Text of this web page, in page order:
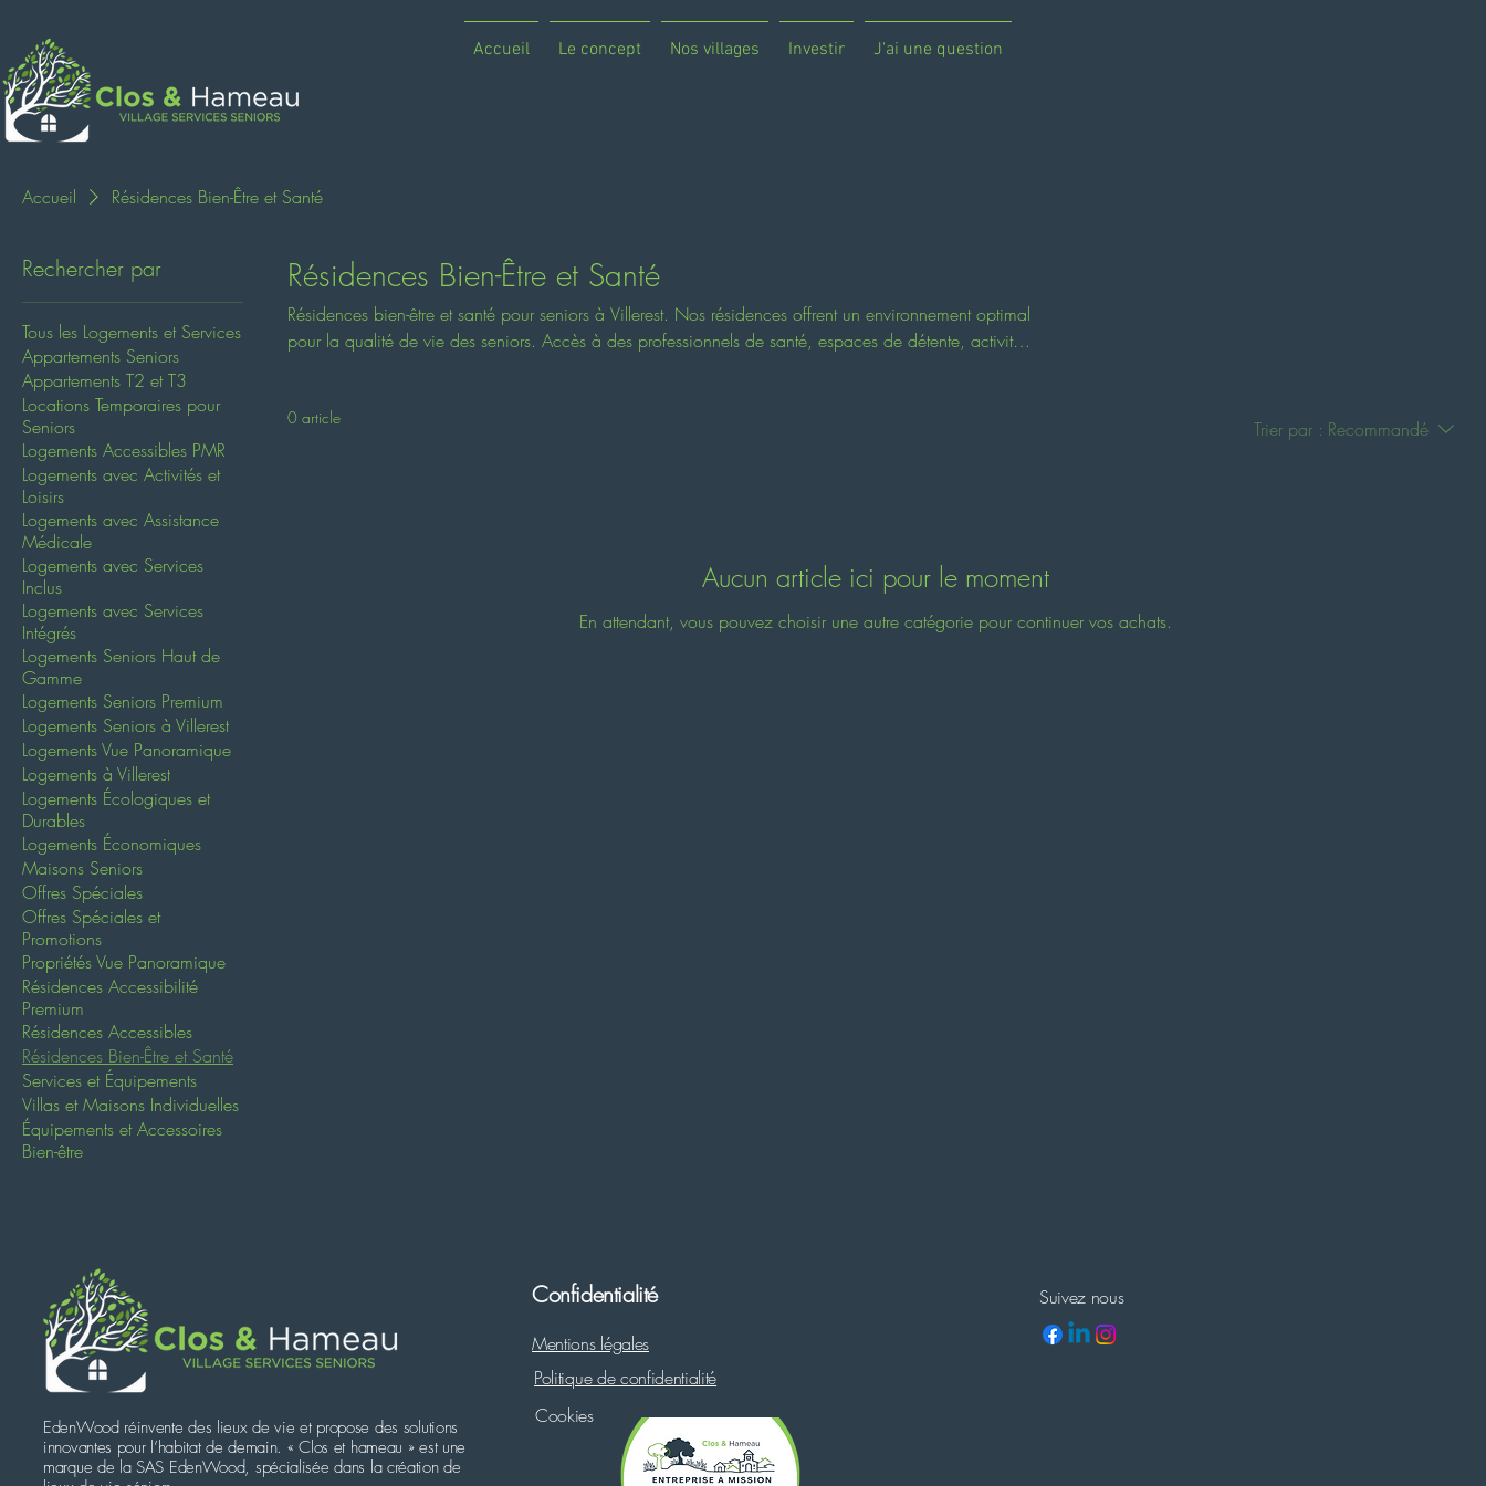
Accueil Le concept Nos villages Investir J'ai une question
Accueil Résidences Bien-Être et Santé
Rechercher par
Tous les Logements et Services
Appartements Seniors
Appartements T2 et T3
Locations Temporaires pour
Seniors
Logements Accessibles PMR
Logements avec Activités et
Loisirs
Logements avec Assistance
Médicale
Logements avec Services
Inclus
Logements avec Services
Intégrés
Logements Seniors Haut de
Gamme
Logements Seniors Premium
Logements Seniors à Villerest
Logements Vue Panoramique
Logements à Villerest
Logements Écologiques et
Durables
Logements Économiques
Maisons Seniors
Offres Spéciales
Offres Spéciales et
Promotions
Propriétés Vue Panoramique
Résidences Accessibilité
Premium
Résidences Accessibles
Résidences Bien-Être et Santé
Services et Équipements
Villas et Maisons Individuelles
Équipements et Accessoires
Bien-être
Résidences Bien-Être et Santé
Résidences bien-être et santé pour seniors à Villerest. Nos résidences offrent un environnement optimal
pour la qualité de vie des seniors. Accès à des professionnels de santé, espaces de détente, activités
0 article Trier par : Recommandé
Aucun article ici pour le moment
En attendant, vous pouvez choisir une autre catégorie pour continuer vos achats.
EdenWood réinvente des lieux de vie et propose des solutions
innovantes pour l’habitat de demain. « Clos et hameau » est une
marque de la SAS EdenWood, spécialisée dans la création de
Confidentialité
Mentions légales
Politique de confidentialité
Cookies
Suivez nous